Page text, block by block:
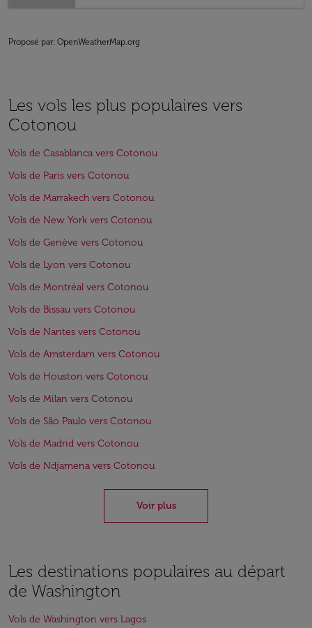
Proposé par: OpenWeatherMap.org
Les vols les plus populaires vers
Cotonou
Vols de Casablanca vers Cotonou
Vols de Paris vers Cotonou
Vols de Marrakech vers Cotonou
Vols de New York vers Cotonou
Vols de Genève vers Cotonou
Vols de Lyon vers Cotonou
Vols de Montréal vers Cotonou
Vols de Bissau vers Cotonou
Vols de Nantes vers Cotonou
Vols de Amsterdam vers Cotonou
Vols de Houston vers Cotonou
Vols de Milan vers Cotonou
Vols de São Paulo vers Cotonou
Vols de Madrid vers Cotonou
Vols de Ndjamena vers Cotonou
Voir plus
Les destinations populaires au départ
de Washington
Vols de Washington vers Lagos